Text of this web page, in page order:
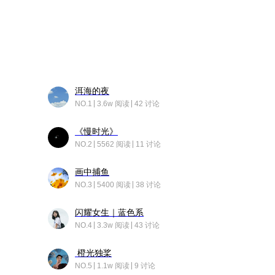
洱海的夜
NO.1 3.6w 阅读 42 讨论
《慢时光》
NO.2 5562 阅读 11 讨论
画中捕鱼
NO.3 5400 阅读 38 讨论
闪耀女生｜蓝色系
NO.4 3.3w 阅读 43 讨论
橙光独桨
NO.5 1.1w 阅读 9 讨论